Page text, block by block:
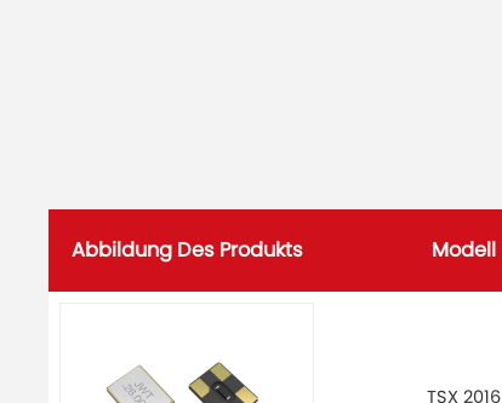
Abbildung Des Produkts Modell
TSX 2016